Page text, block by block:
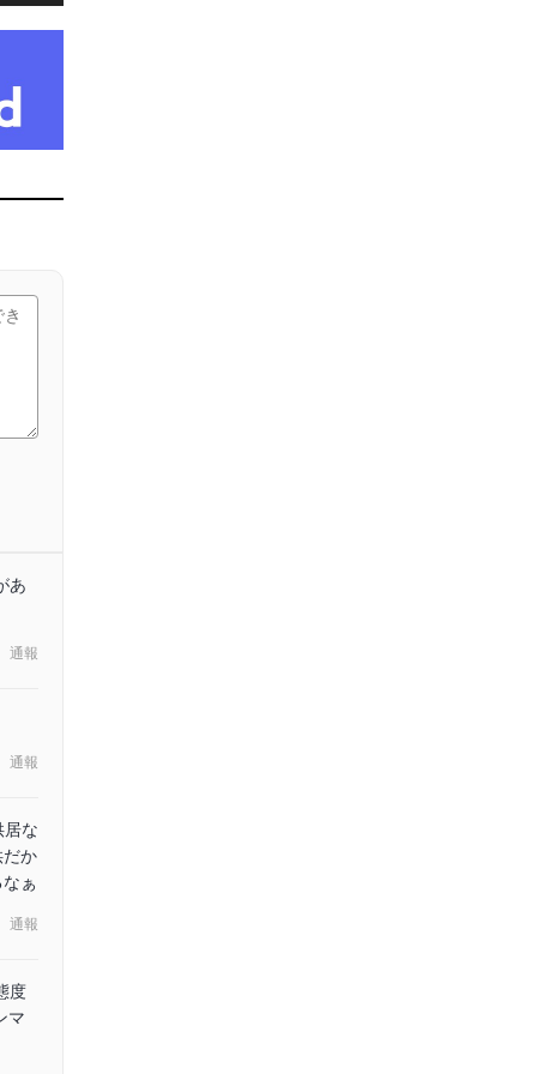
あ
通報
通報
な
か
ぁ
通報
度
マ